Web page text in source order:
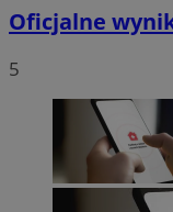
Oficjalne
5